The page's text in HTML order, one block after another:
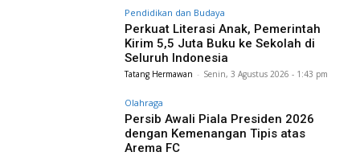
Pendidikan dan Budaya
Perkuat Literasi Anak, Pemerintah
Kirim 5,5 Juta Buku ke Sekolah di
Seluruh Indonesia
Tatang Hermawan - Senin, 3 Agustus 2026 - 1:43 pm
Olahraga
Persib Awali Piala Presiden 2026
dengan Kemenangan Tipis atas
Arema FC